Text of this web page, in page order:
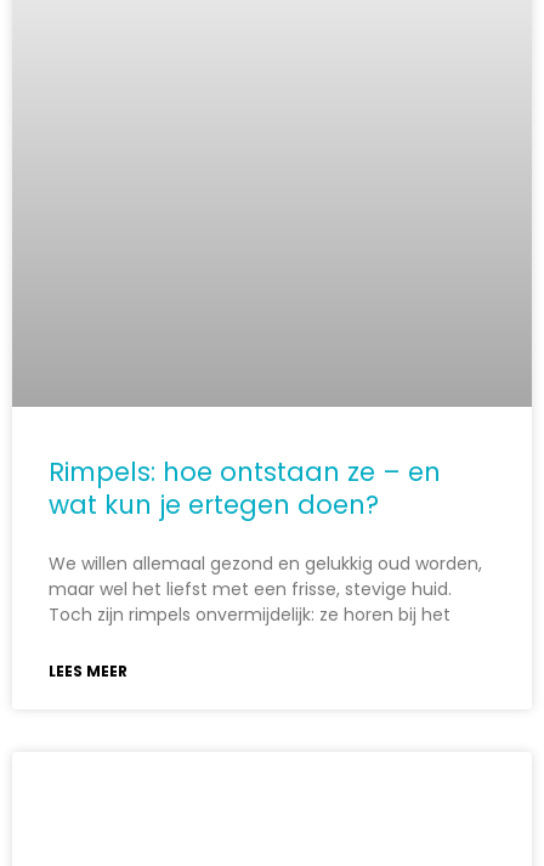
Rimpels: hoe ontstaan ze – en
wat kun je ertegen doen?
We willen allemaal gezond en gelukkig oud worden,
maar wel het liefst met een frisse, stevige huid.
Toch zijn rimpels onvermijdelijk: ze horen bij het
LEES MEER